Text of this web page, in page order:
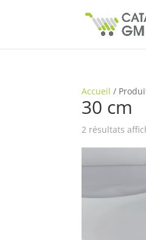
Accueil /
30 cm
2 résultats